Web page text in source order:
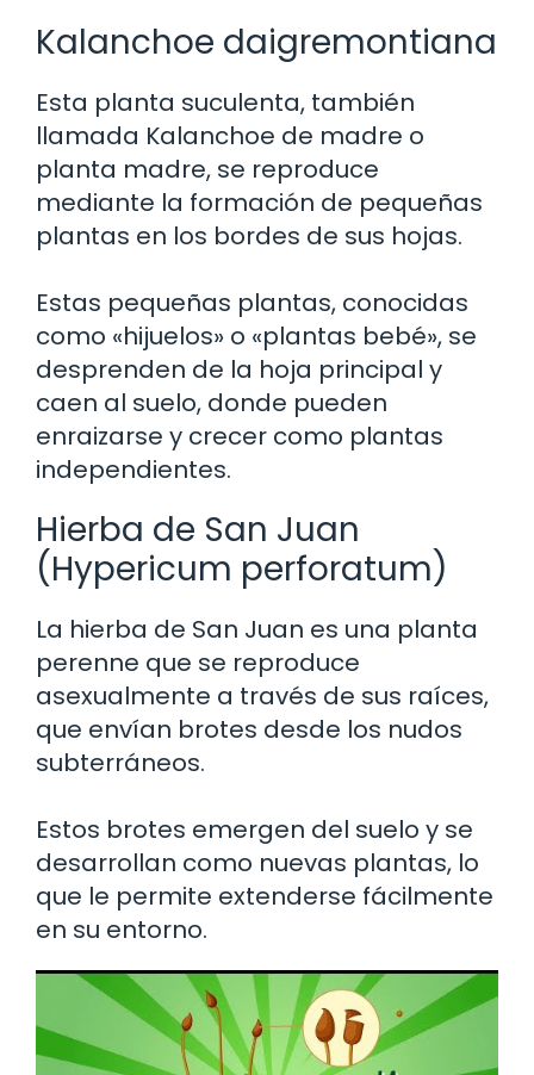
Kalanchoe daigremontiana
Esta planta suculenta, también
llamada Kalanchoe de madre o
planta madre, se reproduce
mediante la formación de pequeñas
plantas en los bordes de sus hojas.
Estas pequeñas plantas, conocidas
como «hijuelos» o «plantas bebé», se
desprenden de la hoja principal y
caen al suelo, donde pueden
enraizarse y crecer como plantas
independientes.
Hierba de San Juan
(Hypericum perforatum)
La hierba de San Juan es una planta
perenne que se reproduce
asexualmente a través de sus raíces,
que envían brotes desde los nudos
subterráneos.
Estos brotes emergen del suelo y se
desarrollan como nuevas plantas, lo
que le permite extenderse fácilmente
en su entorno.